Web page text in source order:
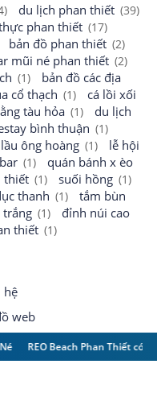
REO Beach Phan Thiết có gì?
du lịch phan thiết (39)
phan thiết (17)
bản đồ phan thiết (2)
mũi né phan thiết (2)
(1)
bản đồ các địa
cổ thạch (1)
cá lồi xối
tàu hỏa (1)
du lịch
bình thuận (1)
lầu ông hoàng (1)
lễ hội
(1)
quán bánh x èo
thiết (1) suối hồng (1)
thanh (1)
tắm bùn
trắng (1)
đỉnh núi cao
thiết (1)
hệ
web